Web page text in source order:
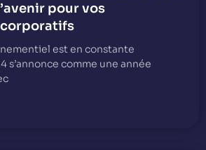
pour vos
est en constante
s’annonce comme une année